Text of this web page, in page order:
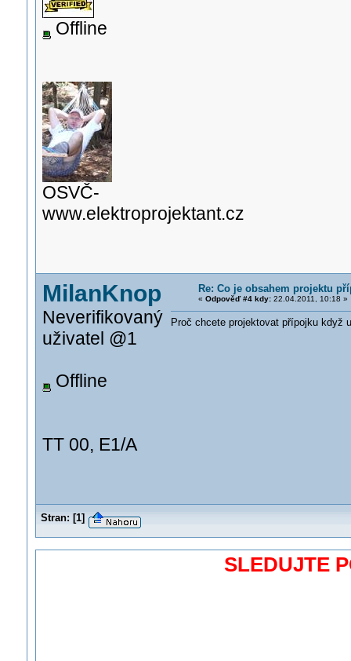
Offline
OSVČ-
www.elektroprojektant.cz
MilanKnop
Neverifikovaný
uživatel @1
Offline
TT 00, E1/A
Re: Co je obsahem projektu
« Odpověď #4 kdy:22.04.2011, 10:18 »
Proč chcete projektovat přípojku když
Stran: [1]
SLEDUJTE